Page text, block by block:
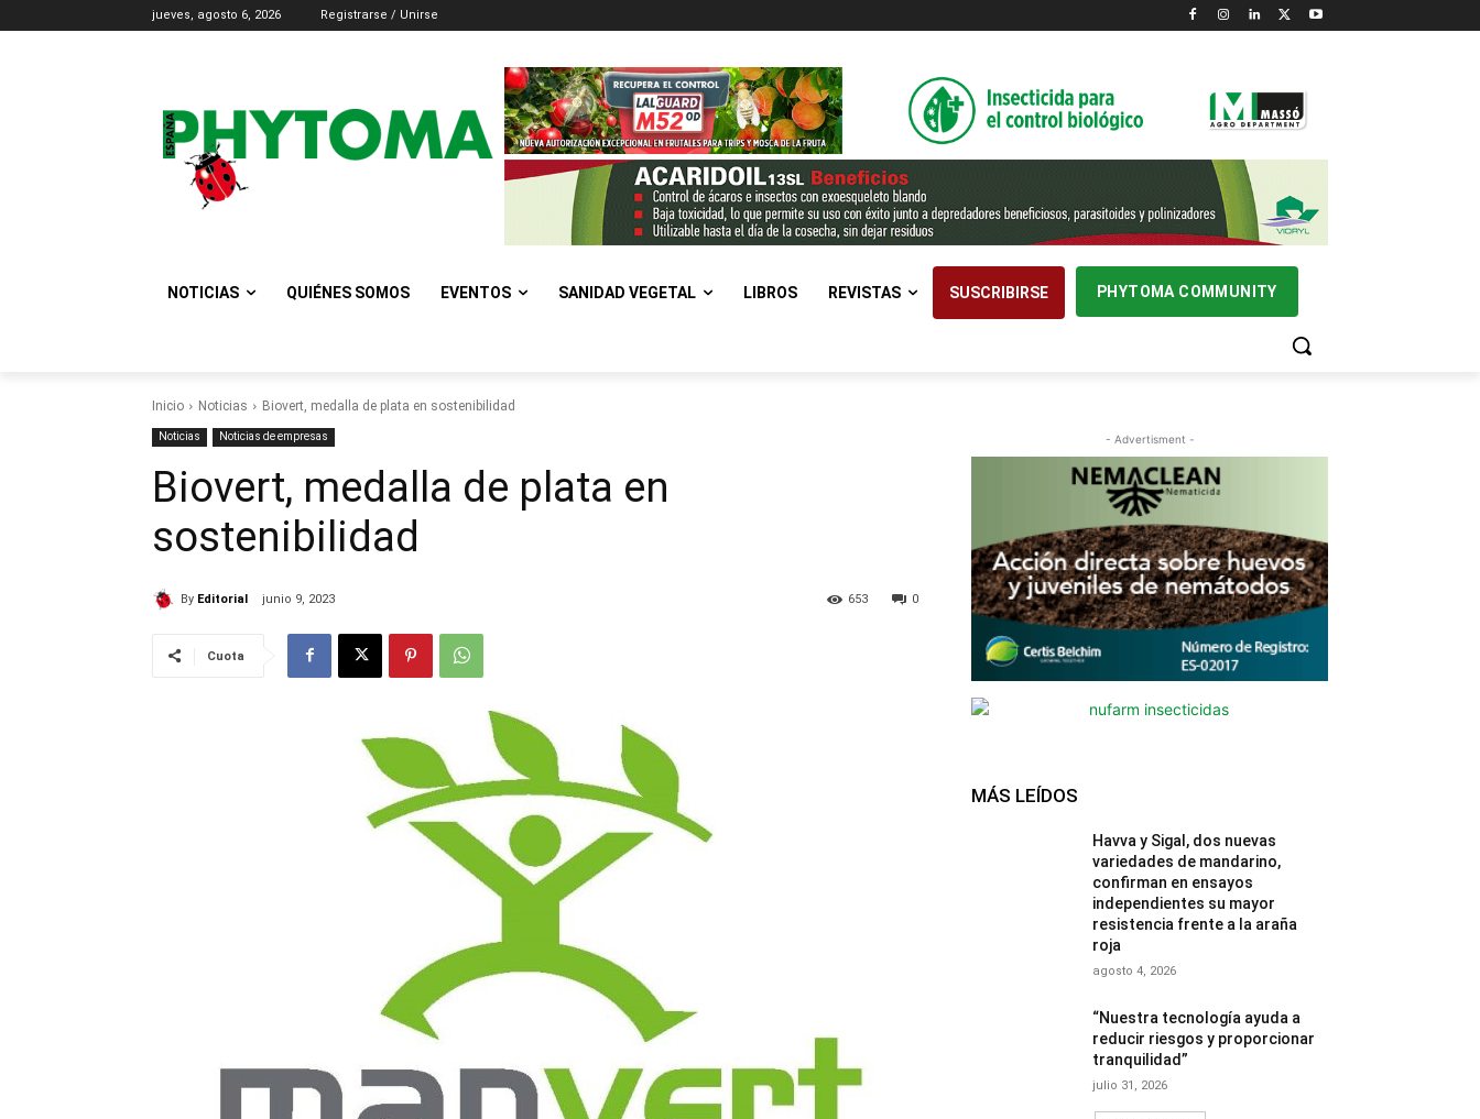
jueves, agosto 6, 2026 Registrarse / Unirse
NOTICIAS QUIÉNES SOMOS EVENTOS SANIDAD VEGETAL LIBROS REVISTAS SUSCRIBIRSE PHYTOMA COMMUNITY
Inicio Noticias Biovert, medalla de plata en sostenibilidad
Noticias Noticias de empresas
Biovert, medalla de plata en
sostenibilidad
By Editorial junio 9, 2023 0
653
Cuota
- Advertisment -
MÁS LEÍDOS
Havva y Sigal, dos nuevas
variedades de mandarino,
confirman en ensayos
independientes su mayor
resistencia frente a la araña
roja
agosto 4, 2026
“Nuestra tecnología ayuda a
reducir riesgos y proporcionar
tranquilidad”
julio 31, 2026